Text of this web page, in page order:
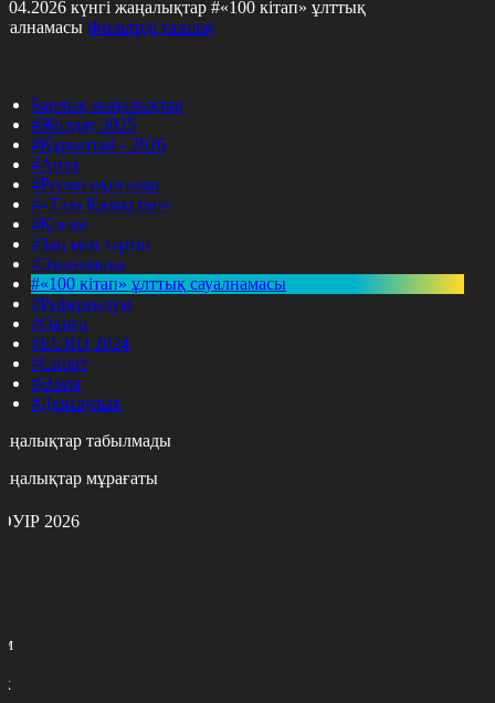
күнгі жаңалықтар #«100 кітап» ұлттық
Фильтрді тазалау
Барлық жаңалықтар
#Жолдау 2025
#Құрылтай - 2026
#Апта
#Ресми оқиғалар
#«Таза Қазақстан»
#Қоғам
#Заң мен тәртіп
#Экономика
#«100 кітап» ұлттық сауалнамасы
#Референдум
#Оқиға
#EURO 2024
#Спорт
#Әлем
#Денсаулық
табылмады
мұрағаты
2026